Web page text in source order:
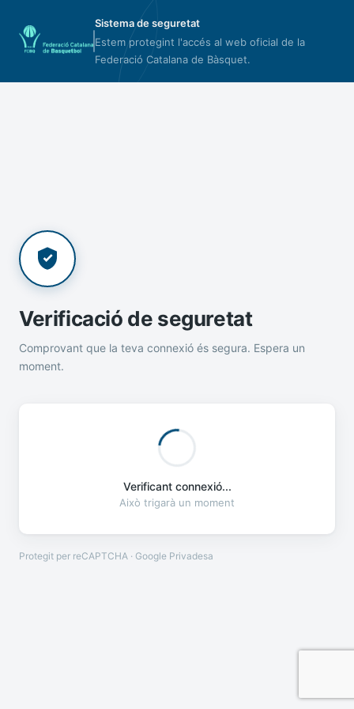
Sistema de seguretat
Estem protegint l'accés al web oficial de la
Federació Catalana de Bàsquet.
Verificació de seguretat
Comprovant que la teva connexió és segura. Espera un
moment.
Verificant connexió...
Això trigarà un moment
Protegit per reCAPTCHA · Google Privadesa